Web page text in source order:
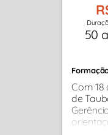
50
Com 18
de